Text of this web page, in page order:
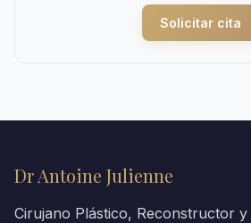
Solicitar cita
Dr Antoine Julienne
Cirujano Plástico, Reconstructor y